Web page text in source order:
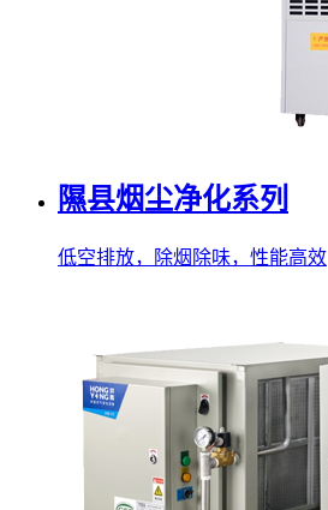
隰县烟尘净化系列
低空排放，除烟除味，性能高效